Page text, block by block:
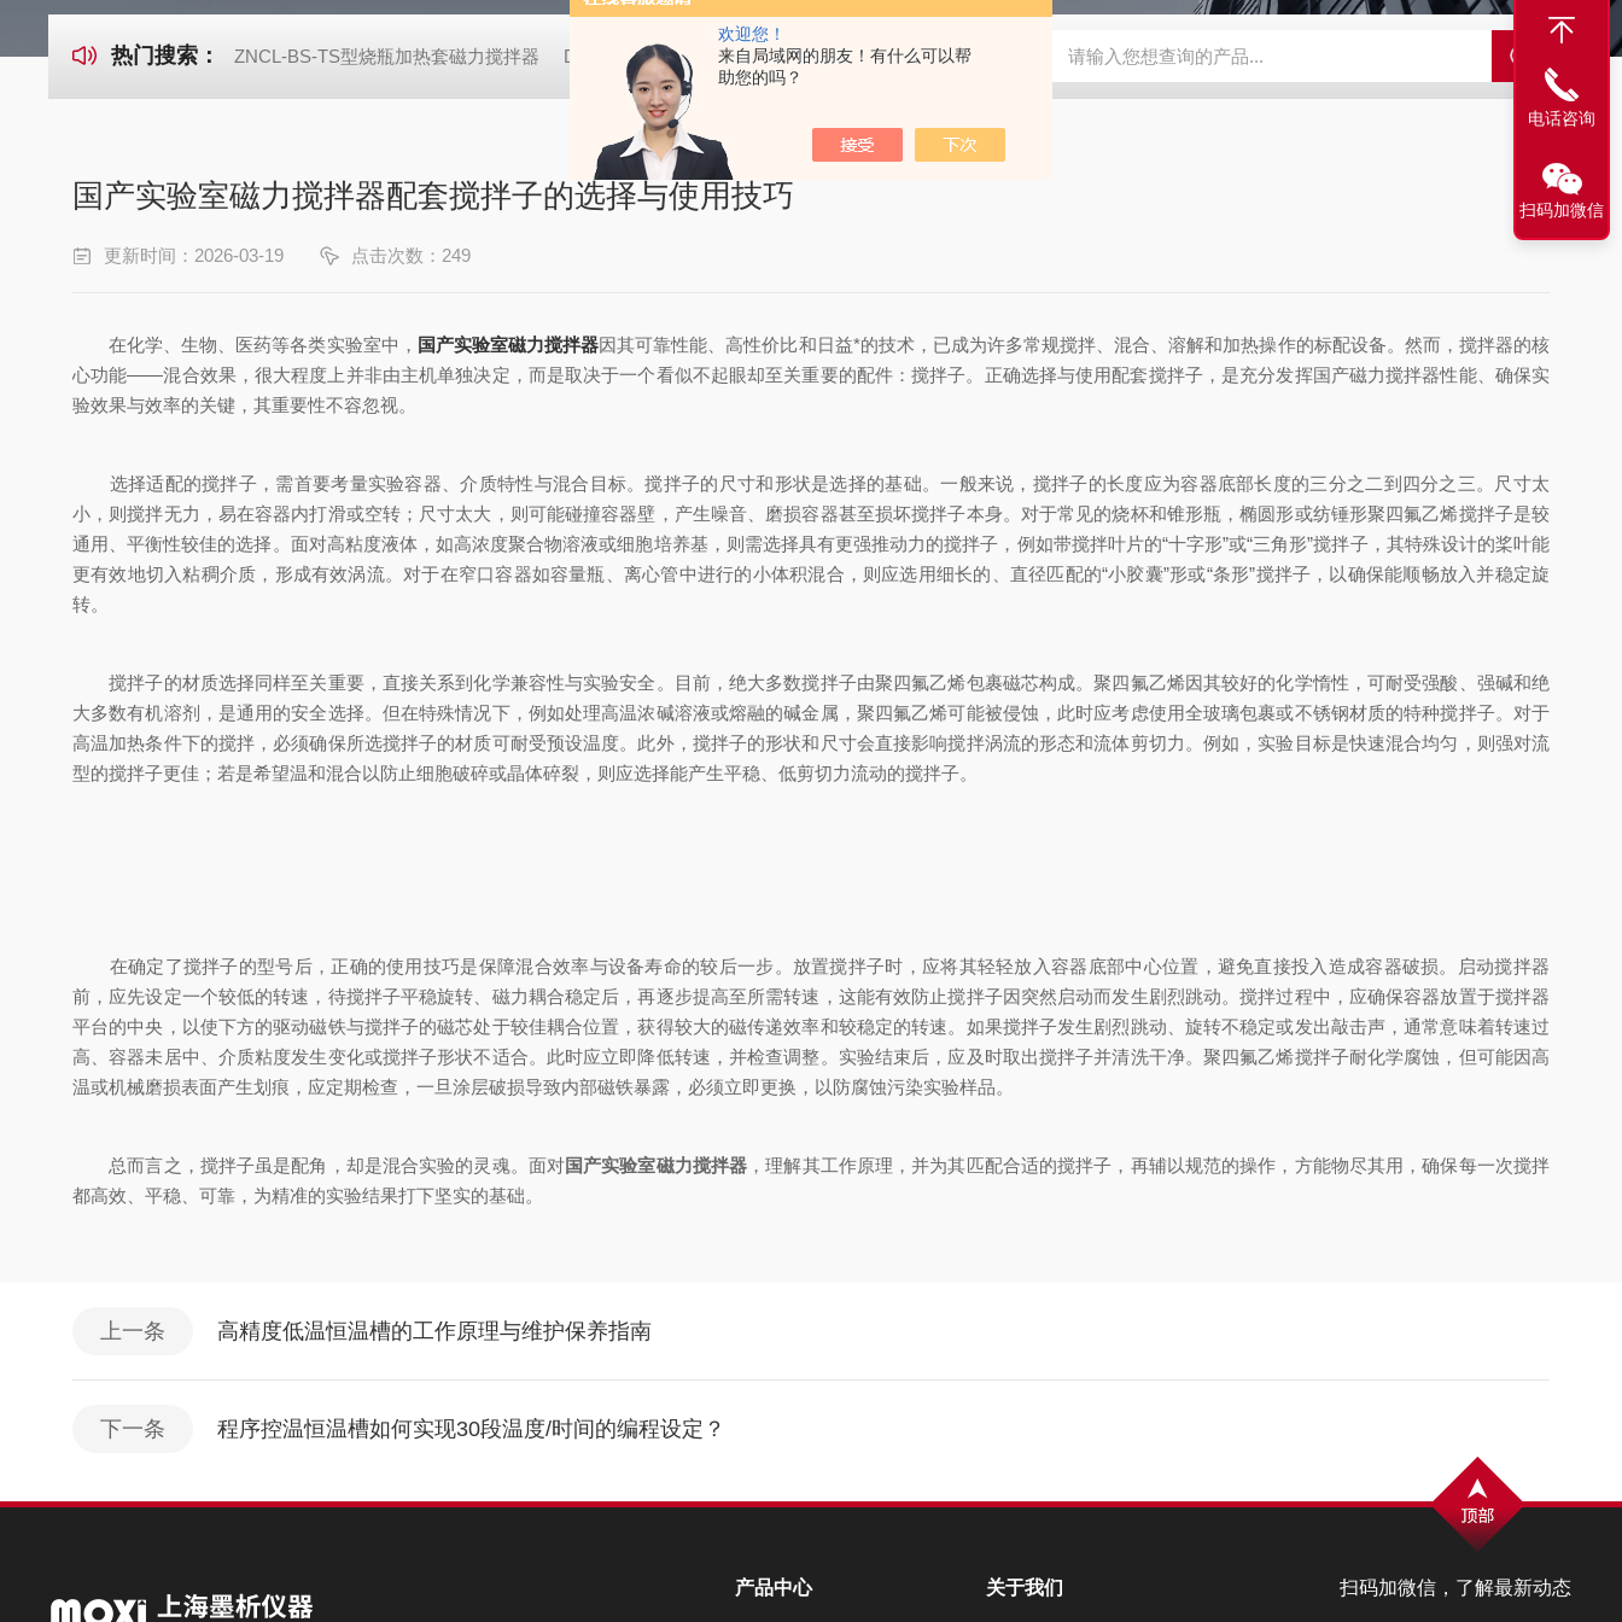
欢迎您！
来自局域网的朋友！有什么可以帮
助您的吗？
热门搜索： ZNCL-BS-TS型烧瓶加热套磁力搅拌器 DC-0506C程序控温恒温槽 DC-0506-II高低温一体恒温槽 SC系列单加热恒温槽 GX-2020高温循环器 HX系列低温恒温循环
国产实验室磁力搅拌器配套搅拌子的选择与使用技巧
更新时间：2026-03-19 点击次数：249
在化学、生物、医药等各类实验室中， 国产实验室磁力搅拌器因其可靠性能、高性价比和日益*的技术，已成为许多常规搅拌、混合、溶解和加热操作的标配设备。然而，搅拌器的核
心功能——混合效果，很大程度上并非由主机单独决定，而是取决于一个看似不起眼却至关重要的配件：搅拌子。正确选择与使用配套搅拌子，是充分发挥国产磁力搅拌器性能、确保实
验效果与效率的关键，其重要性不容忽视。
选择适配的搅拌子，需首要考量实验容器、介质特性与混合目标。搅拌子的尺寸和形状是选择的基础。一般来说，搅拌子的长度应为容器底部长度的三分之二到四分之三。尺寸太
小，则搅拌无力，易在容器内打滑或空转；尺寸太大，则可能碰撞容器壁，产生噪音、磨损容器甚至损坏搅拌子本身。对于常见的烧杯和锥形瓶，椭圆形或纺锤形聚四氟乙烯搅拌子是较
通用、平衡性较佳的选择。面对高粘度液体，如高浓度聚合物溶液或细胞培养基，则需选择具有更强推动力的搅拌子，例如带搅拌叶片的“十字形”或“三角形”搅拌子，其特殊设计的桨叶能
更有效地切入粘稠介质，形成有效涡流。对于在窄口容器如容量瓶、离心管中进行的小体积混合，则应选用细长的、直径匹配的“小胶囊”形或“条形”搅拌子，以确保能顺畅放入并稳定旋
转。
搅拌子的材质选择同样至关重要，直接关系到化学兼容性与实验安全。目前，绝大多数搅拌子由聚四氟乙烯包裹磁芯构成。聚四氟乙烯因其较好的化学惰性，可耐受强酸、强碱和绝
大多数有机溶剂，是通用的安全选择。但在特殊情况下，例如处理高温浓碱溶液或熔融的碱金属，聚四氟乙烯可能被侵蚀，此时应考虑使用全玻璃包裹或不锈钢材质的特种搅拌子。对于
高温加热条件下的搅拌，必须确保所选搅拌子的材质可耐受预设温度。此外，搅拌子的形状和尺寸会直接影响搅拌涡流的形态和流体剪切力。例如，实验目标是快速混合均匀，则强对流
型的搅拌子更佳；若是希望温和混合以防止细胞破碎或晶体碎裂，则应选择能产生平稳、低剪切力流动的搅拌子。
在确定了搅拌子的型号后，正确的使用技巧是保障混合效率与设备寿命的较后一步。放置搅拌子时，应将其轻轻放入容器底部中心位置，避免直接投入造成容器破损。启动搅拌器
前，应先设定一个较低的转速，待搅拌子平稳旋转、磁力耦合稳定后，再逐步提高至所需转速，这能有效防止搅拌子因突然启动而发生剧烈跳动。搅拌过程中，应确保容器放置于搅拌器
平台的中央，以使下方的驱动磁铁与搅拌子的磁芯处于较佳耦合位置，获得较大的磁传递效率和较稳定的转速。如果搅拌子发生剧烈跳动、旋转不稳定或发出敲击声，通常意味着转速过
高、容器未居中、介质粘度发生变化或搅拌子形状不适合。此时应立即降低转速，并检查调整。实验结束后，应及时取出搅拌子并清洗干净。聚四氟乙烯搅拌子耐化学腐蚀，但可能因高
温或机械磨损表面产生划痕，应定期检查，一旦涂层破损导致内部磁铁暴露，必须立即更换，以防腐蚀污染实验样品。
总而言之，搅拌子虽是配角，却是混合实验的灵魂。面对国产实验室磁力搅拌器 ，理解其工作原理，并为其匹配合适的搅拌子，再辅以规范的操作，方能物尽其用，确保每一次搅拌
都高效、平稳、可靠，为精准的实验结果打下坚实的基础。
上一条 高精度低温恒温槽的工作原理与维护保养指南
下一条 程序控温恒温槽如何实现30段温度/时间的编程设定？
扫码加微信，了解最新动态
产品中心 关于我们
电话咨询
扫码加微信